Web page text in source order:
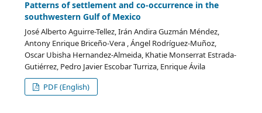
Patterns of settlement and co-occurrence in the
southwestern Gulf of Mexico
José Alberto Aguirre-Tellez, Irán Andira Guzmán Méndez,
Antony Enrique Briceño-Vera , Ángel Rodríguez-Muñoz,
Oscar Ubisha Hernandez-Almeida, Khatie Monserrat Estrada-
Gutiérrez, Pedro Javier Escobar Turriza, Enrique Ávila
PDF (English)